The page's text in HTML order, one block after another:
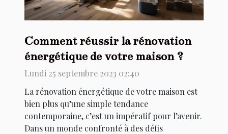
Comment réussir la rénovation
énergétique de votre maison ?
Lundi 25 septembre 2023 02:40
La rénovation énergétique de votre maison est
bien plus qu’une simple tendance
contemporaine, c’est un impératif pour l’avenir.
Dans un monde confronté à des défis